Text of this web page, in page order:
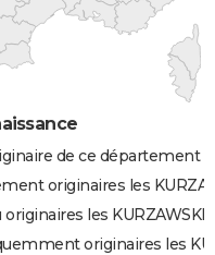
de ce département
originaires les
les KURZAWSKI
originaires les